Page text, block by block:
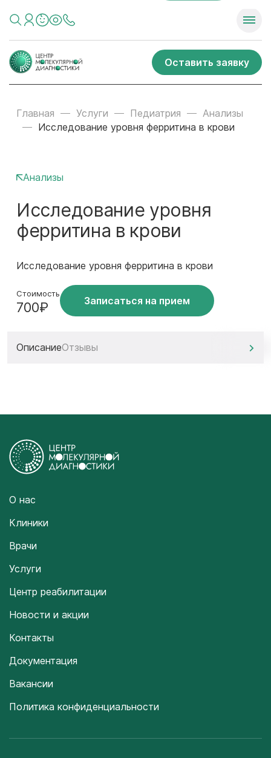
Оставить заявку
Главная Услуги Педиатрия
Анализы
Исследование уровня ферритина в крови
Анализы
Исследование уровня
ферритина в крови
Исследование уровня ферритина в крови
Стоимость
700₽ Записаться на прием
ОписаниеОтзывы
О нас
Клиники
Врачи
Услуги
Центр реабилитации
Новости и акции
Контакты
Документация
Вакансии
Политика конфиденциальности